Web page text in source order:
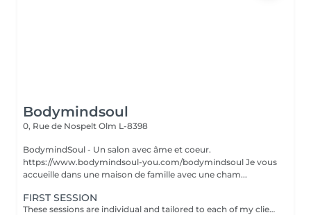
Bodymindsoul
0, Rue de Nospelt Olm L-8398
BodymindSoul - Un salon avec âme et coeur.
https://www.bodymindsoul-you.com/bodymindsoul Je vous
accueille dans une maison de famille avec une cham...
FIRST SESSION
These sessions are individual and tailored to each of my clients, as we all have lived our own unique stories and have more to discover. Whether you're feeling low on courage, lost in your path, lacking focus and concentration, disconnected from your body, overwhelmed by fears that dictate your life, or constantly comparing yourself to others, these sessions are designed to assist you on your journey. Together, we find tools to restore emotional balance, achieve inner peace, and work towards your personal goals. How? -Breathing techniques - Visualisation - Specific moves - Reconnecting to your body - Self-reflection Each of the session is : - Language of your choice: English, French, German, Luxembourgish - 45-60 minutes - Structure: Recapping / Exchange & 15-30min Practice / Closing + Defining homework - Via zoom (if you dont have zoom we find an other solution) - Is confidential